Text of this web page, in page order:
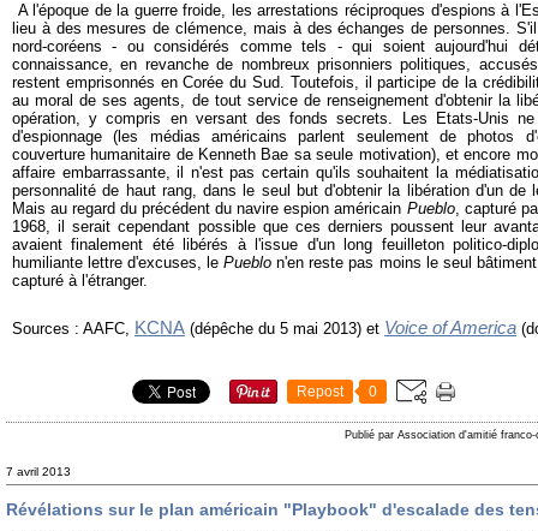
A l'époque de la guerre froide, les arrestations réciproques d'espions à
lieu à des mesures de clémence, mais à des échanges de personnes.
nord-coréens - ou considérés comme tels - qui soient aujourd'hui
connaissance, en revanche de nombreux prisonniers politiques,
restent emprisonnés en Corée du Sud. Toutefois, il participe de la
au moral de ses agents, de tout service de renseignement d'obtenir la
opération, y compris en versant des fonds secrets. Les Etats-Unis ne
d'espionnage (les médias américains parlent seulement de photos
couverture humanitaire de Kenneth Bae sa seule motivation), et encore
affaire embarrassante, il n'est pas certain qu'ils souhaitent la
personnalité de haut rang, dans le seul but d'obtenir la libération d'un de
Mais au regard du précédent du navire espion américain Pueblo, capturé
1968, il serait cependant possible que ces derniers poussent leur
avaient finalement été libérés à l'issue d'un long feuilleton politico-
humiliante lettre d'excuses, lePueblo n'en reste pas moins le seul
capturé à l'étranger.
Sources : AAFC, KCNA (dépêche du 5 mai 2013) et Voice of America
Repost 0
Publié par Association d'amitié franco-
7 avril 2013
Révélations sur le plan américain "Playbook" d'escalade des